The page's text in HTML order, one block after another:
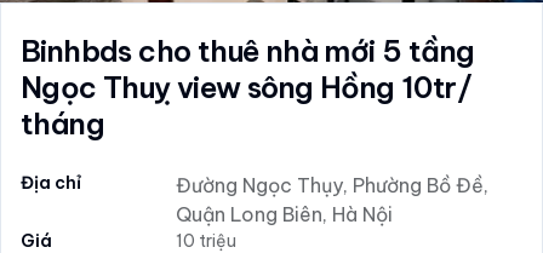
Binhbds cho thuê nhà mới 5 tầng
Ngọc Thuỵ view sông Hồng 10tr/
tháng
Địa chỉ
Đường Ngọc Thụy, Phường Bồ Đề,
Quận Long Biên, Hà Nội
Giá
10 triệu